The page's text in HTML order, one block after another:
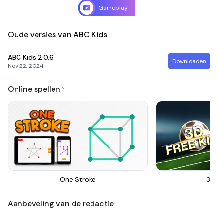
Gameplay
Oude versies van ABC Kids
ABC Kids 2.0.6
Nov 22, 2024
Downloaden
Online spellen
One Stroke 3D
Aanbeveling van de redactie